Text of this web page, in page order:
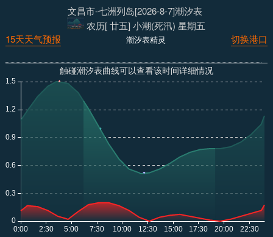
文昌市-七洲列岛[2026-8-7]潮汐表
农历[ 廿五] 小潮(死汛) 星期五
切换港口
潮汐表精灵
15天天气预报
触碰潮汐表曲线可以查看该时间详细情况